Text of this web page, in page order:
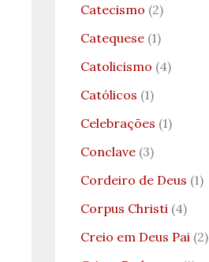
Catecismo (2)
Catequese (1)
Catolicismo (4)
Católicos (1)
Celebrações (1)
Conclave (3)
Cordeiro de Deus (1)
Corpus Christi (4)
Creio em Deus Pai (2)